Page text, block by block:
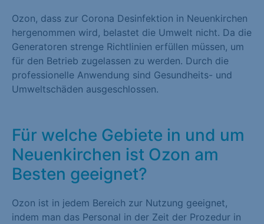
Ozon, dass zur Corona Desinfektion in Neuenkirchen
hergenommen wird, belastet die Umwelt nicht. Da die
Generatoren strenge Richtlinien erfüllen müssen, um
für den Betrieb zugelassen zu werden. Durch die
professionelle Anwendung sind Gesundheits- und
Umweltschäden ausgeschlossen.
Für welche Gebiete in und um
Neuenkirchen ist Ozon am
Besten geeignet?
Ozon ist in jedem Bereich zur Nutzung geeignet,
indem man das Personal in der Zeit der Prozedur in